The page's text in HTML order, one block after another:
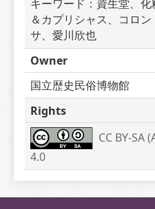
キーワード：資生堂、
＆カプリシャス、コロ
サ、愛川欣也
Owner
国立歴史民俗博物館
Rights
CC BY-
4.0